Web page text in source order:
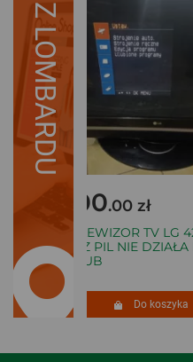
Z LOMBARDU
100.00 zł
TELEWIZOR TV LG
BEZ PIL NIE DZIAŁA
DSUB
Do koszyka